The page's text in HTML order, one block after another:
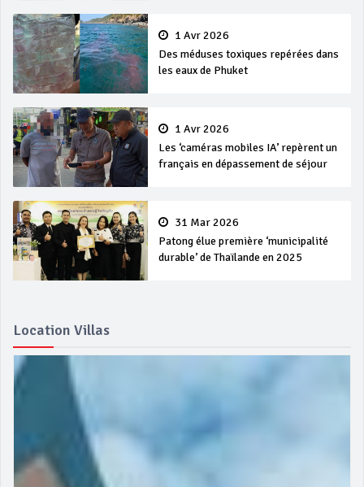
1 Avr 2026
Des méduses toxiques repérées dans
les eaux de Phuket
1 Avr 2026
Les ‘caméras mobiles IA’ repèrent un
français en dépassement de séjour
31 Mar 2026
Patong élue première ‘municipalité
durable’ de Thaïlande en 2025
Location Villas